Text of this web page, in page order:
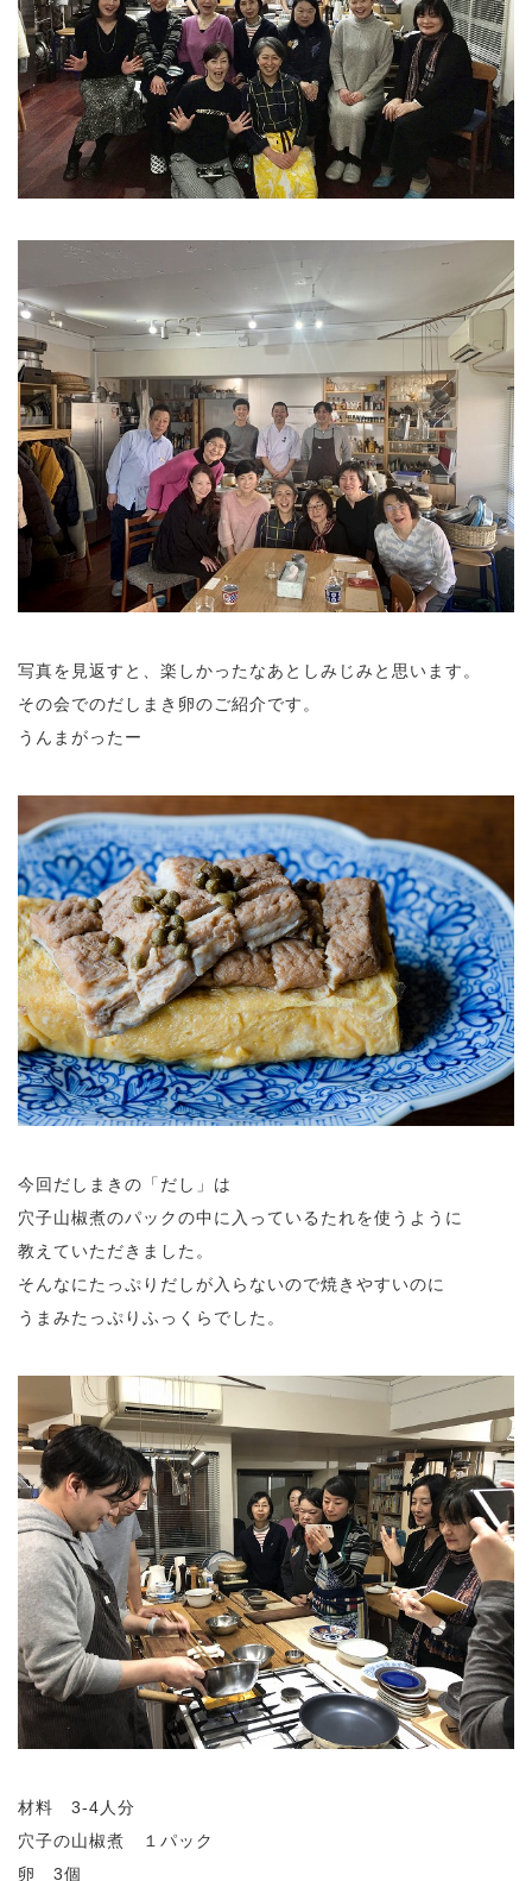
写真を見返すと、楽しかったなあとしみじみと思います。
その会でのだしまき卵のご紹介です。
うんまがったー
今回だしまきの「だし」は
穴子山椒煮のパックの中に入っているたれを使うように
教えていただきました。
そんなにたっぷりだしが入らないので焼きやすいのに
うまみたっぷりふっくらでした。
材料 3-4人分
穴子の山椒煮 １パック
卵 3個